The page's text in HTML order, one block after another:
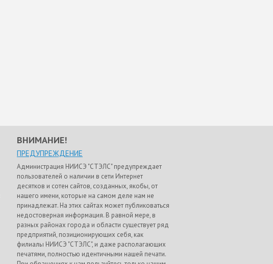
ВНИМАНИЕ!
ПРЕДУПРЕЖДЕНИЕ
Администрация НИИСЭ "СТЭЛС" предупреждает
пользователей о наличии в сети Интернет
десятков и сотен сайтов, созданных, якобы, от
нашего имени, которые на самом деле нам не
принадлежат. На этих сайтах может публиковаться
недостоверная информация. В равной мере, в
разных районах города и области существует ряд
предприятий, позиционирующих себя, как
филиалы НИИСЭ "СТЭЛС", и даже располагающих
печатями, полностью идентичными нашей печати.